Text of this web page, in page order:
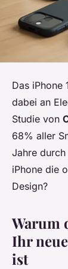
Das iPhone
dabei an
Studie von
68% aller
Jahre durch
iPhone die
Design?
Warum
Ihr
ist